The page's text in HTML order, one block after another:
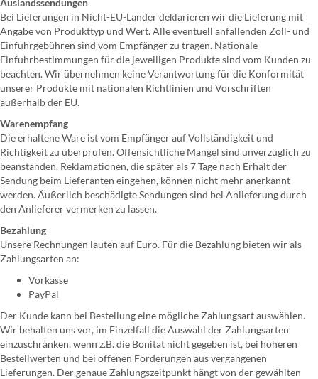
Auslandssendungen
Bei Lieferungen in Nicht-EU-Länder deklarieren wir die Lieferung mit
Angabe von Produkttyp und Wert. Alle eventuell anfallenden Zoll- und
Einfuhrgebühren sind vom Empfänger zu tragen. Nationale
Einfuhrbestimmungen für die jeweiligen Produkte sind vom Kunden zu
beachten. Wir übernehmen keine Verantwortung für die Konformität
unserer Produkte mit nationalen Richtlinien und Vorschriften
außerhalb der EU.
Warenempfang
Die erhaltene Ware ist vom Empfänger auf Vollständigkeit und
Richtigkeit zu überprüfen. Offensichtliche Mängel sind unverzüglich zu
beanstanden. Reklamationen, die später als 7 Tage nach Erhalt der
Sendung beim Lieferanten eingehen, können nicht mehr anerkannt
werden. Äußerlich beschädigte Sendungen sind bei Anlieferung durch
den Anlieferer vermerken zu lassen.
Bezahlung
Unsere Rechnungen lauten auf Euro. Für die Bezahlung bieten wir als
Zahlungsarten an:
Vorkasse
PayPal
Der Kunde kann bei Bestellung eine mögliche Zahlungsart auswählen.
Wir behalten uns vor, im Einzelfall die Auswahl der Zahlungsarten
einzuschränken, wenn z.B. die Bonität nicht gegeben ist, bei höheren
Bestellwerten und bei offenen Forderungen aus vergangenen
Lieferungen. Der genaue Zahlungszeitpunkt hängt von der gewählten